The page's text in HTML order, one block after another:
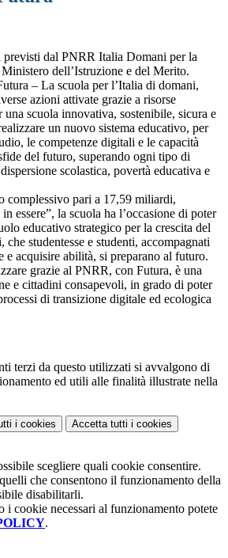
previsti dal PNRR Italia Domani per la
dell’Istruzione e del Merito.
– La scuola per l’Italia di domani,
azioni attivate grazie a risorse
una scuola innovativa, sostenibile, sicura e
un nuovo sistema educativo, per
le competenze digitali e le capacità
del futuro, superando ogni tipo di
scolastica, povertà educativa e
complessivo pari a 17,59 miliardi,
essere”, la scuola ha l’occasione di poter
educativo strategico per la crescita del
che studentesse e studenti, accompagnati
e acquisire abilità, si preparano al futuro.
grazie al PNRR, con Futura, è una
e cittadini consapevoli, in grado di poter
di transizione digitale ed ecologica
terzi da questo utilizzati si avvalgono di
ed utili alle finalità illustrate nella
i cookies Accetta tutti i cookies
scegliere quali cookie consentire.
che consentono il funzionamento della
disabilitarli.
i cookie necessari al funzionamento potete
.